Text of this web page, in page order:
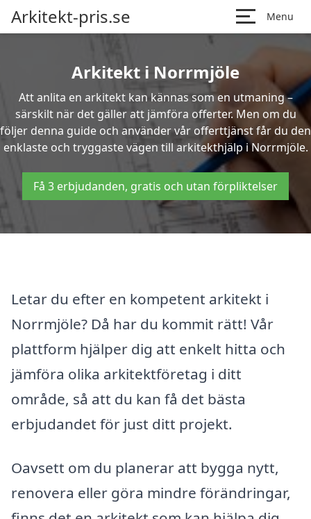
Arkitekt-pris.se Menu
Arkitekt i Norrmjöle
Att anlita en arkitekt kan kännas som en utmaning –
särskilt när det gäller att jämföra offerter. Men om du
följer denna guide och använder vår offerttjänst får du den
enklaste och tryggaste vägen till arkitekthjälp i Norrmjöle.
Få 3 erbjudanden, gratis och utan förpliktelser
Letar du efter en kompetent arkitekt i
Norrmjöle? Då har du kommit rätt! Vår
plattform hjälper dig att enkelt hitta och
jämföra olika arkitektföretag i ditt
område, så att du kan få det bästa
erbjudandet för just ditt projekt.
Oavsett om du planerar att bygga nytt,
renovera eller göra mindre förändringar,